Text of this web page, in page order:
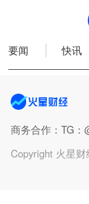
要闻 快讯
商务合作：TG：
Copyright 火星